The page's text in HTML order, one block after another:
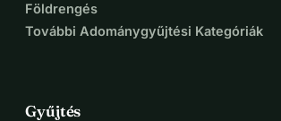
Földrengés
További Adománygyűjtési Kategóriák
Gyűjtés